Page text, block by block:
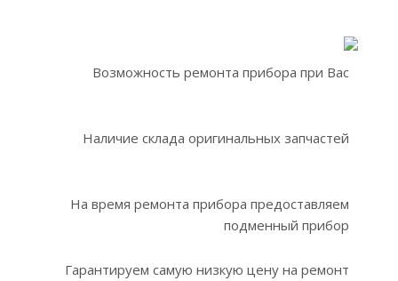
Возможность ремонта прибора при Вас
Наличие склада оригинальных запчастей
На время ремонта прибора предоставляем
подменный прибор
Гарантируем самую низкую цену на ремонт